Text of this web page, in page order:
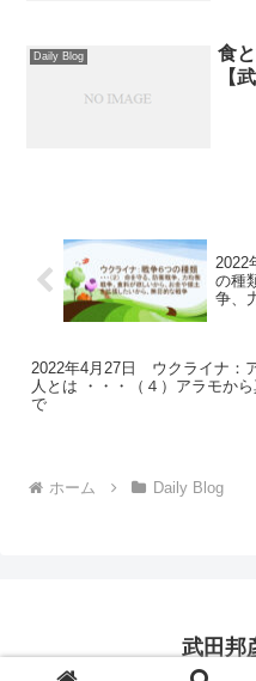
Daily Blog
食
【
2022
の種
争、
2022年4月27日 ウクライナ：
人とは ・・・（４）アラモから
で
ホーム Daily Blog
武田邦